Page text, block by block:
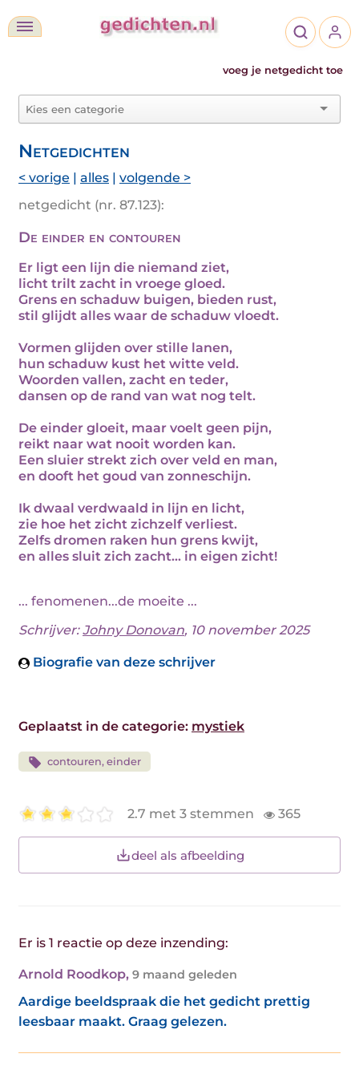
voeg je netgedicht toe
Netgedichten
< vorige | alles | volgende >
netgedicht (nr. 87.123):
De einder en contouren
Er ligt een lijn die niemand ziet,
licht trilt zacht in vroege gloed.
Grens en schaduw buigen, bieden rust,
stil glijdt alles waar de schaduw vloedt.
Vormen glijden over stille lanen,
hun schaduw kust het witte veld.
Woorden vallen, zacht en teder,
dansen op de rand van wat nog telt.
De einder gloeit, maar voelt geen pijn,
reikt naar wat nooit worden kan.
Een sluier strekt zich over veld en man,
en dooft het goud van zonneschijn.
Ik dwaal verdwaald in lijn en licht,
zie hoe het zicht zichzelf verliest.
Zelfs dromen raken hun grens kwijt,
en alles sluit zich zacht... in eigen zicht!
... fenomenen...de moeite ...
Schrijver:Johny Donovan, 10 november 2025
Biografie van deze schrijver
Geplaatst in de categorie: mystiek
contouren, einder
2.7 met 3 stemmen 365
deel als afbeelding
Er is 1 reactie op deze inzending:
Arnold Roodkop, 9 maand geleden
Aardige beeldspraak die het gedicht prettig
leesbaar maakt. Graag gelezen.